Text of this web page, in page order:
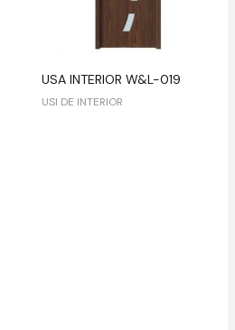
USA INTERIOR W&L-019
USI DE INTERIOR